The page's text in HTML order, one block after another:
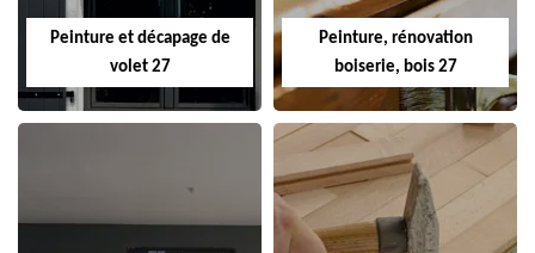
Peinture et décapage de
volet 27
Peinture, rénovation
boiserie, bois 27